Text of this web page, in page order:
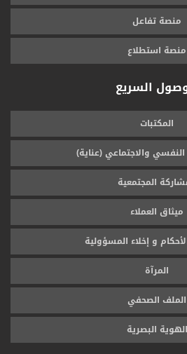
منصة تفاعل
منصة استطلاع
السريع
المكتبات
النفسي والاجتماعي (عناية)
المجتمعية
ميثاق العملاء
و إخلاء المسؤولية
المرآة
الملف الصحفي
الهوية البصرية